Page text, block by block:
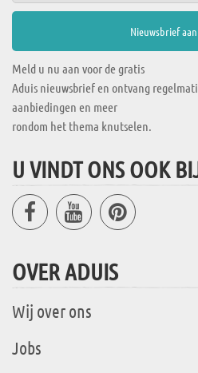
Meld u nu aan voor de gratis
Aduis nieuwsbrief en ontvang
aanbiedingen en meer
rondom het thema knutselen.
U VINDT ONS OOK
OVER ADUIS
Wij over ons
Jobs